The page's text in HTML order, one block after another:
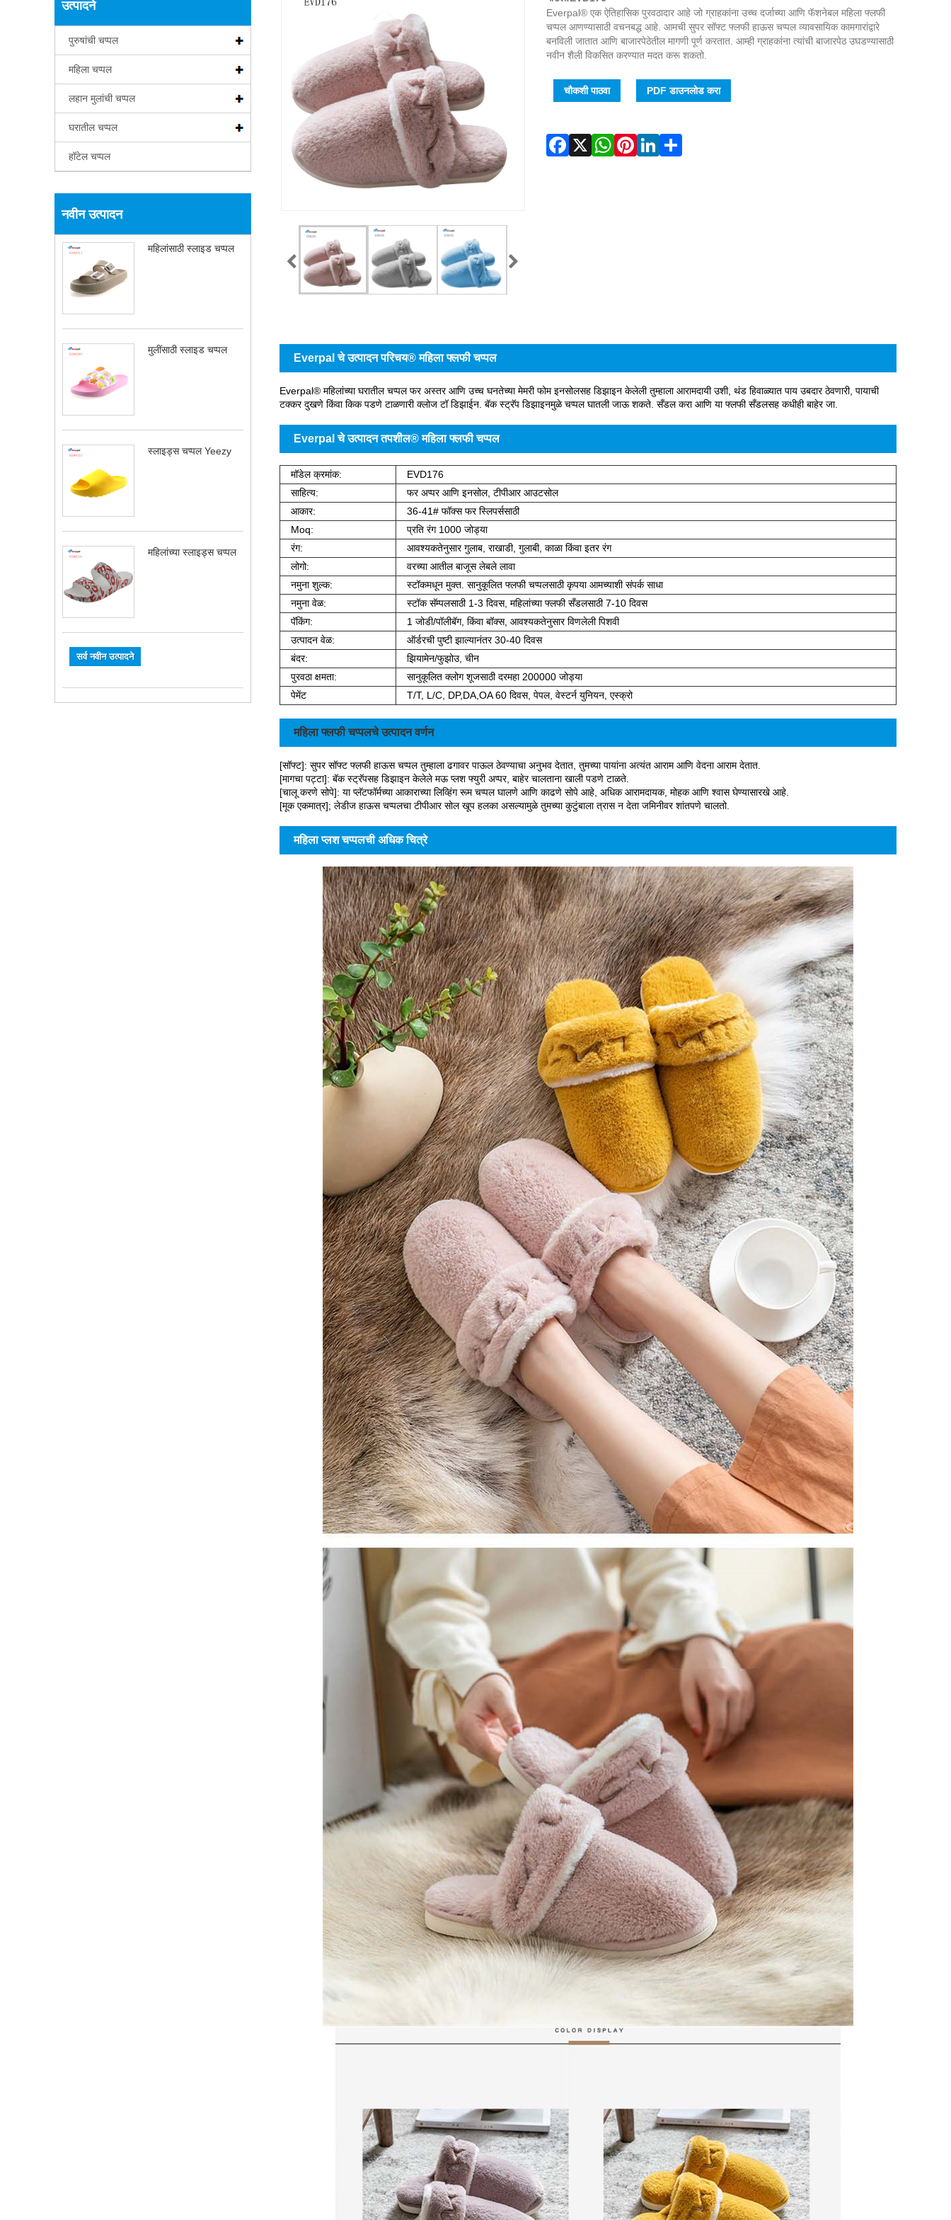
उत्पादने
पुरुषांची चप्पल
महिला चप्पल
लहान मुलांची चप्पल
घरातील चप्पल
हॉटेल चप्पल
नवीन उत्पादन
महिलांसाठी स्लाइड चप्पल
मुलींसाठी स्लाइड चप्पल
स्लाइड्स चप्पल Yeezy
महिलांच्या स्लाइड्स चप्पल
सर्व नवीन उत्पादने
Everpal® एक ऐतिहासिक पुरवठादार आहे जो ग्राहकांना उच्च दर्जाच्या आणि फॅशनेबल महिला फ्लफी
चप्पल आणण्यासाठी वचनबद्ध आहे. आमची सुपर सॉफ्ट फ्लफी हाऊस चप्पल व्यावसायिक कामगारांद्वारे
बनविली जातात आणि बाजारपेठेतील मागणी पूर्ण करतात. आम्ही ग्राहकांना त्यांची बाजारपेठ उघडण्यासाठी
नवीन शैली विकसित करण्यात मदत करू शकतो.
चौकशी पाठवा PDF डाउनलोड करा
Everpal चे उत्पादन परिचय® महिला फ्लफी चप्पल
Everpal® महिलांच्या घरातील चप्पल फर अस्तर आणि उच्च घनतेच्या मेमरी फोम इनसोलसह डिझाइन केलेली तुम्हाला आरामदायी उशी, थंड हिवाळ्यात पाय उबदार ठेवणारी, पायाची
टक्कर दुखणे किंवा किक पडणे टाळणारी क्लोज टॉ डिझाईन. बॅक स्ट्रॅप डिझाइनमुळे चप्पल घातली जाऊ शकते. सँडल करा आणि या फ्लफी सँडलसह कधीही बाहेर जा.
Everpal चे उत्पादन तपशील® महिला फ्लफी चप्पल
मॉडेल क्रमांक:
EVD176
साहित्य:
फर अप्पर आणि इनसोल, टीपीआर आउटसोल
आकार:
36-41# फॉक्स फर स्लिपर्ससाठी
Moq:
प्रति रंग 1000 जोड्या
रंग:
आवश्यकतेनुसार गुलाब, राखाडी, गुलाबी, काळा किंवा इतर रंग
लोगो:
वरच्या आतील बाजूस लेबले लावा
नमुना शुल्क:
स्टॉकमधून मुक्त. सानुकूलित फ्लफी चप्पलसाठी कृपया आमच्याशी संपर्क साधा
नमुना वेळ:
स्टॉक सॅम्पलसाठी 1-3 दिवस, महिलांच्या फ्लफी सँडलसाठी 7-10 दिवस
पॅकिंग:
1 जोडी/पॉलीबॅग, किंवा बॉक्स, आवश्यकतेनुसार विणलेली पिशवी
उत्पादन वेळ:
ऑर्डरची पुष्टी झाल्यानंतर 30-40 दिवस
बंदर:
झियामेन/फुझोउ, चीन
पुरवठा क्षमता:
सानुकूलित क्लोग शूजसाठी दरमहा 200000 जोड्या
पेमेंट
T/T, L/C, DP,DA,OA 60 दिवस, पेपल, वेस्टर्न युनियन, एस्क्रो
महिला फ्लफी चप्पलचे उत्पादन वर्णन
[सॉफ्ट]: सुपर सॉफ्ट फ्लफी हाऊस चप्पल तुम्हाला ढगावर पाऊल ठेवण्याचा अनुभव देतात, तुमच्या पायांना अत्यंत आराम आणि वेदना आराम देतात.
[मागचा पट्टा]: बॅक स्ट्रॅपसह डिझाइन केलेले मऊ प्लश फ्युरी अप्पर, बाहेर चालताना खाली पडणे टाळते.
[चालू करणे सोपे]: या प्लॅटफॉर्मच्या आकाराच्या लिव्हिंग रूम चप्पल घालणे आणि काढणे सोपे आहे, अधिक आरामदायक, मोहक आणि श्वास घेण्यासारखे आहे.
[मूक एकमात्र]; लेडीज हाऊस चप्पलचा टीपीआर सोल खूप हलका असल्यामुळे तुमच्या कुटुंबाला त्रास न देता जमिनीवर शांतपणे चालतो.
महिला प्लश चप्पलची अधिक चित्रे